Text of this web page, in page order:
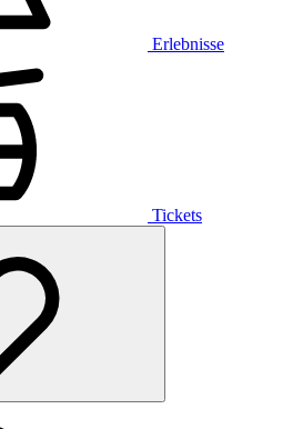
Erlebnisse
Tickets